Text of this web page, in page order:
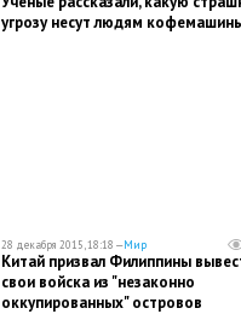
угрозу несут людям
28 декабря 2015, 18:18 —Мир
Китай призвал Филиппины
свои войска из "незаконно
оккупированных" островов